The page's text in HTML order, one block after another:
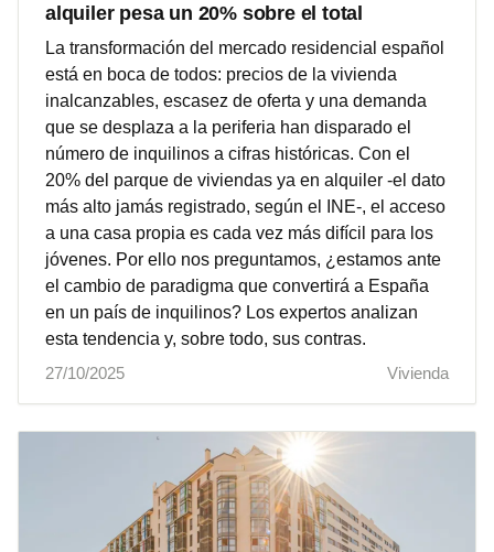
alquiler pesa un 20% sobre el total
La transformación del mercado residencial español
está en boca de todos: precios de la vivienda
inalcanzables, escasez de oferta y una demanda
que se desplaza a la periferia han disparado el
número de inquilinos a cifras históricas. Con el
20% del parque de viviendas ya en alquiler -el dato
más alto jamás registrado, según el INE-, el acceso
a una casa propia es cada vez más difícil para los
jóvenes. Por ello nos preguntamos, ¿estamos ante
el cambio de paradigma que convertirá a España
en un país de inquilinos? Los expertos analizan
esta tendencia y, sobre todo, sus contras.
27/10/2025
Vivienda